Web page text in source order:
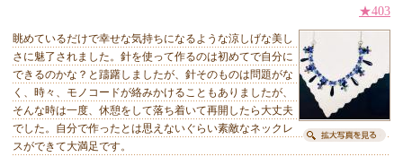
★403
眺めているだけで幸せな気持ちになるような涼しげな美し
さに魅了されました。針を使って作るのは初めてで自分に
できるのかな？と躊躇しましたが、針そのものは問題がな
く、時々、モノコードが絡みかけることもありましたが、
そんな時は一度、休憩をして落ち着いて再開したら大丈夫
でした。自分で作ったとは思えないぐらい素敵なネックレ
スができて大満足です。